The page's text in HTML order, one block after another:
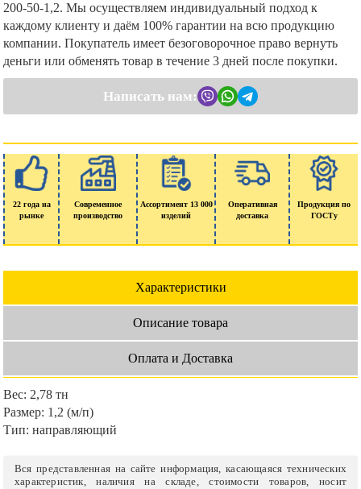
200-50-1,2. Мы осуществляем индивидуальный подход к
каждому клиенту и даём 100% гарантии на всю продукцию
компании. Покупатель имеет безоговорочное право вернуть
деньги или обменять товар в течение 3 дней после покупки.
Написать нам:
22 года на
рынке
Современное
производство
Ассортимент 13 000
изделий
Оперативная
доставка
Продукция по
ГОСТу
Характеристики
Описание товара
Оплата и Доставка
Вес: 2,78 тн
Размер: 1,2 (м/п)
Тип: направляющий
Вся представленная на сайте информация, касающаяся технических
характеристик, наличия на складе, стоимости товаров, носит